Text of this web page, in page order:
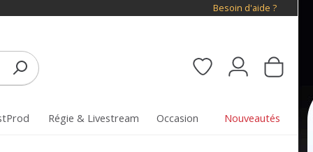
Besoin d'aide ?
Régie & Livestream Occasion Nouveautés